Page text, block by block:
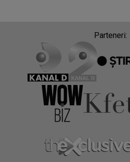
Parteneri: